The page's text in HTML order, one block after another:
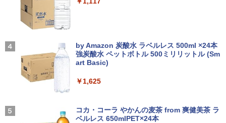
￥35,481
ッチパネル/ Snapdragon 7c Gen2/ メモ
リ 4GB/ eMMC 128GB/ Chrome OS/ Off
DMI Windows11 デスクトップPC 中古
パソコン
【期間限定P15倍+最大10%OFFクーポ
ン】 【3年保証】DELL デル OPTIPLEX
モバイルモニター 15.6インチ モバイルデ
ー IPS液晶パネル ブルーカット 自立スタ
￥8,489
大人の科学マガジン あたらしい鳩時計
[ 大人の科学マガジン編集部 ]
5
兵庫県政問題 運動篇 声をあげる市民 [
レスイヤホン bluetooth イヤホン V12 小型
軽量 ブルートゥースHi-Fi 最大36時間再生 ぶ
るーとゅーす コードレス ENCノイズキャン
付き 防水 タッチ式音量調整 スポーツ/通勤/通
￥1,964
￥250
￥250
by Amazon 炭酸水 ラベルレス 500ml ×24本
強炭酸水 ペットボトル 500ミリリットル (Sm
art Basic)
￥1,625
コカ・コーラ やかんの麦茶 from 爽健美茶 ラ
ベルレス 650mlPET×24本